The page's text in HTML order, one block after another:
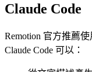
Claude Code
Remotion 官方推薦
Claude Code 可以：